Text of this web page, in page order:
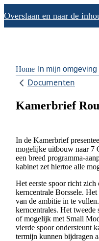
Overslaan en naar de
Home In mijn omgeving
Documenten
Kamerbrief
In de Kamerbrief
mogelijke uitbouw naar 7
een breed programma-
kabinet zet hiertoe alle
Het eerste spoor richt zich
kerncentrale Borssele.
van de ambitie in te
kerncentrales. Het tweede
of mogelijk met Small
vierde spoor ondersteunt
termijn kunnen bijdragen